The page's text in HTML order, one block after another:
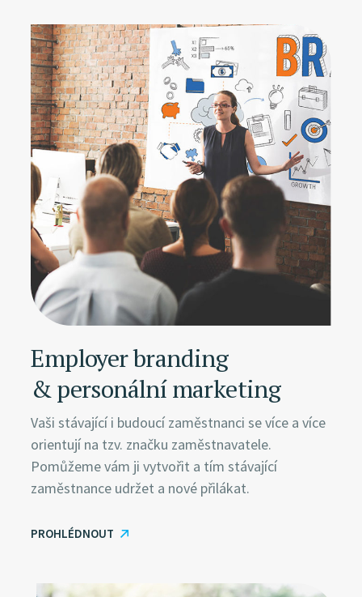
Employer branding
& personální marketing
Vaši stávající i budoucí zaměstnanci se více a více
orientují na tzv. značku zaměstnavatele.
Pomůžeme vám ji vytvořit a tím stávající
zaměstnance udržet a nové přilákat.
PROHLÉDNOUT